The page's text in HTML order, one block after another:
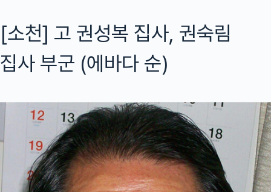
[소천] 고 권성복 집사, 권숙림
집사 부군 (에바다 순)